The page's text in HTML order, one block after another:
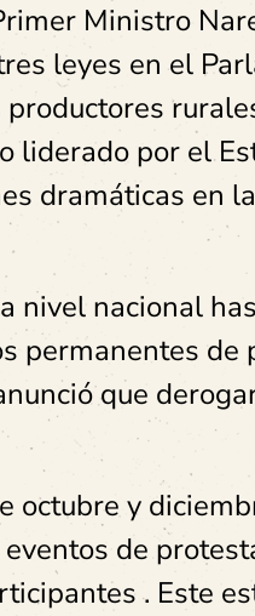
Ministro
leyes en el
liderado por el
dramáticas en
nivel nacional
permanentes de
que
octubre y
de
. Este